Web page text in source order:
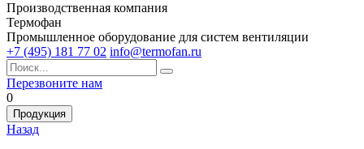
Производственная компания
Термофан
Промышленное оборудование для систем вентиляции
+7 (495) 181 77 02 info@termofan.ru
Перезвоните нам
0
Продукция
Назад